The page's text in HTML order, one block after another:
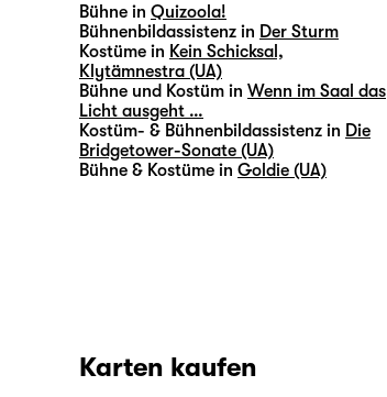
Bühne in Quizoola!
Bühnenbildassistenz in Der Sturm
Kostüme in Kein Schicksal,
Klytämnestra (UA)
Bühne und Kostüm in Wenn im Saal das
Licht ausgeht …
Kostüm- & Bühnenbildassistenz in Die
Bridgetower-Sonate (UA)
Bühne & Kostüme in Goldie (UA)
Karten kaufen